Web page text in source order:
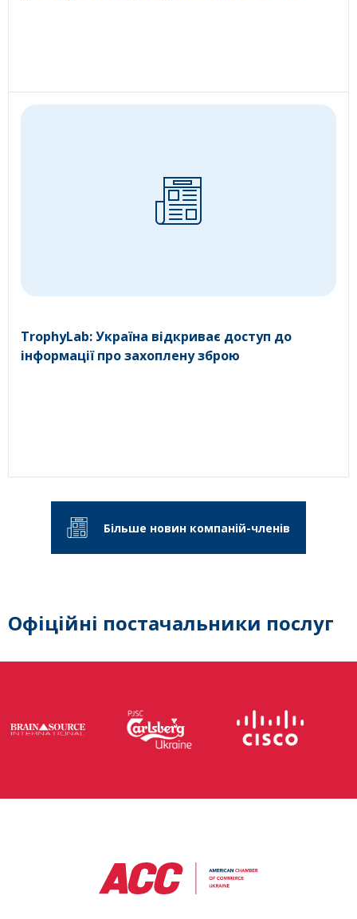
TrophyLab: Україна відкриває доступ до
інформації про захоплену зброю
Більше новин компаній-членів
Офіційні постачальники послуг